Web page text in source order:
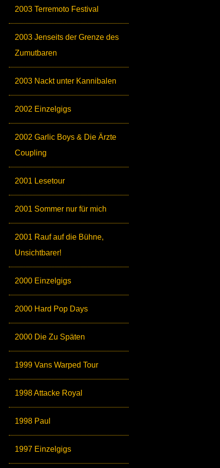
2003 Terremoto Festival
2003 Jenseits der Grenze des
Zumutbaren
2003 Nackt unter Kannibalen
2002 Einzelgigs
2002 Garlic Boys & Die Ärzte
Coupling
2001 Lesetour
2001 Sommer nur für mich
2001 Rauf auf die Bühne,
Unsichtbarer!
2000 Einzelgigs
2000 Hard Pop Days
2000 Die Zu Späten
1999 Vans Warped Tour
1998 Attacke Royal
1998 Paul
1997 Einzelgigs